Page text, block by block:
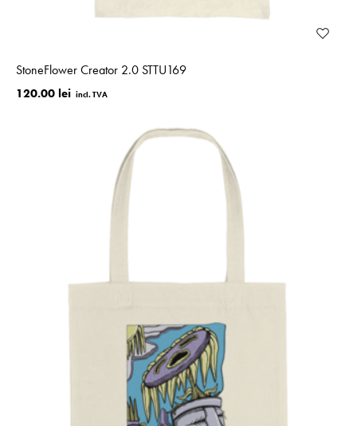
StoneFlower Creator 2.0 STTU169
120.00 lei